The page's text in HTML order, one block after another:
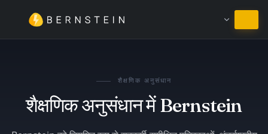
हिंदी में रहें
शैक्षणिक अनुसंधान
शैक्षणिक अनुसंधान में Bernstein